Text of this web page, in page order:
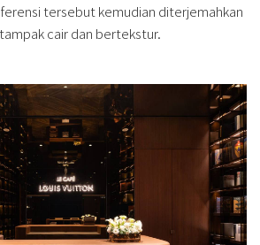
tersebut kemudian diterjemahkan
cair dan bertekstur.